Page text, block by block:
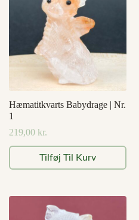
Hæmatitkvarts Babydrage | Nr.
1
219,00 kr.
Tilføj Til Kurv